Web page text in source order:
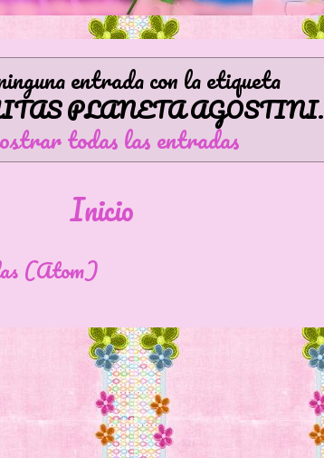
entrada con la etiqueta
PLANETA AGOSTINI.
todas las entradas
Inicio
(Atom)